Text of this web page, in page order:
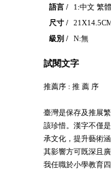
語言 /
1:中文 繁體
尺寸 /
級別 /
N:無
試閱文字
推薦序 : 推 薦 序
臺灣是保存及推展
該珍惜。漢字不僅
承文化，提升藝術
其影響方可既深且廣
我任職於小學教育